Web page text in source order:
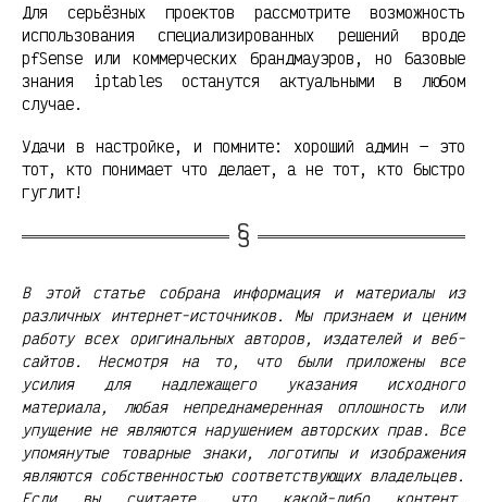
Для серьёзных проектов рассмотрите возможность
использования специализированных решений вроде
pfSense или коммерческих брандмауэров, но базовые
знания iptables останутся актуальными в любом
случае.
Удачи в настройке, и помните: хороший админ — это
тот, кто понимает что делает, а не тот, кто быстро
гуглит!
В этой статье собрана информация и материалы из
различных интернет-источников. Мы признаем и ценим
работу всех оригинальных авторов, издателей и веб-
сайтов. Несмотря на то, что были приложены все
усилия для надлежащего указания исходного
материала, любая непреднамеренная оплошность или
упущение не являются нарушением авторских прав. Все
упомянутые товарные знаки, логотипы и изображения
являются собственностью соответствующих владельцев.